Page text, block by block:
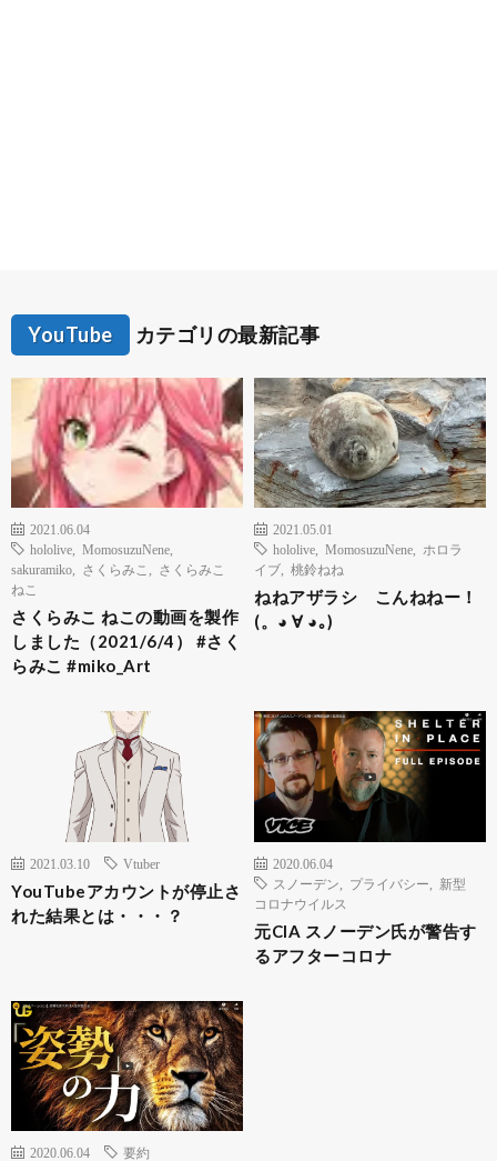
YouTube カテゴリの最新記事
2021.06.04
hololive
MomosuzuNene
sakuramiko
さくらみこ
さくらみこ
ねこ
さくらみこ ねこの動画を製作
しました（2021/6/4） #さく
らみこ #miko_Art
2021.05.01
hololive
MomosuzuNene
ホロラ
イブ
桃鈴ねね
ねねアザラシ こんねねー！
(。◕ ∀ ◕｡)
2021.03.10 Vtuber
YouTubeアカウントが停止さ
れた結果とは・・・？
2020.06.04
スノーデン
プライバシー
新型
コロナウイルス
元CIA スノーデン氏が警告す
るアフターコロナ
2020.06.04 要約